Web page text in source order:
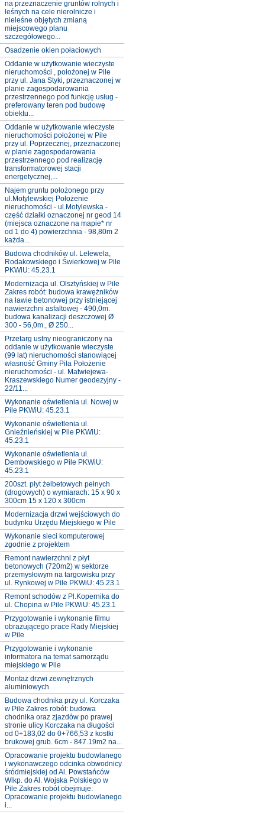
na przeznaczenie gruntów rolnych i
leśnych na cele nierolnicze i
nieleśne objętych zmianą
miejscowego planu
szczegółowego...
Osadzenie okien połaciowych
Oddanie w użytkowanie wieczyste
nieruchomości , położonej w Pile
przy ul. Jana Styki, przeznaczonej w
planie zagospodarowania
przestrzennego pod funkcję usług -
preferowany teren pod budowę
obiektu...
Oddanie w użytkowanie wieczyste
nieruchomości położonej w Pile
przy ul. Poprzecznej, przeznaczonej
w planie zagospodarowania
przestrzennego pod realizację
transformatorowej stacji
energetycznej,...
Najem gruntu położonego przy
ul.Motylewskiej Położenie
nieruchomości - ul.Motylewska -
część działki oznaczonej nr geod 14
(miejsca oznaczone na mapie* nr
od 1 do 4) powierzchnia - 98,80m 2
każda...
Budowa chodników ul. Lelewela,
Rodakowskiego i Świerkowej w Pile
PKWiU: 45.23.1
Modernizacja ul. Olsztyńskiej w Pile
Zakres robót: budowa krawężników
na ławie betonowej przy istniejącej
nawierzchni asfaltowej - 490,0m.
budowa kanalizacji deszczowej Ø
300 - 56,0m., Ø 250...
Przetarg ustny nieograniczony na
oddanie w użytkowanie wieczyste
(99 lat) nieruchomości stanowiącej
własność Gminy Piła Położenie
nieruchomości - ul. Matwiejewa-
Kraszewskiego Numer geodezyjny -
22/11...
Wykonanie oświetlenia ul. Nowej w
Pile PKWiU: 45.23.1
Wykonanie oświetlenia ul.
Gnieźnieńskiej w Pile PKWiU:
45.23.1
Wykonanie oświetlenia ul.
Dembowskiego w Pile PKWiU:
45.23.1
200szt. płyt żelbetowych pełnych
(drogowych) o wymiarach: 15 x 90 x
300cm 15 x 120 x 300cm
Modernizacja drzwi wejściowych do
budynku Urzędu Miejskiego w Pile
Wykonanie sieci komputerowej
zgodnie z projektem
Remont nawierzchni z płyt
betonowych (720m2) w sektorze
przemysłowym na targowisku przy
ul. Rynkowej w Pile PKWiU: 45.23.1
Remont schodów z Pl.Kopernika do
ul. Chopina w Pile PKWiU: 45.23.1
Przygotowanie i wykonanie filmu
obrazującego prace Rady Miejskiej
w Pile
Przygotowanie i wykonanie
informatora na temat samorządu
miejskiego w Pile
Montaż drzwi zewnętrznych
aluminiowych
Budowa chodnika przy ul. Korczaka
w Pile Zakres robót: budowa
chodnika oraz zjazdów po prawej
stronie ulicy Korczaka na długości
od 0+183,02 do 0+766,53 z kostki
brukowej grub. 6cm - 847.19m2 na...
Opracowanie projektu budowlanego
i wykonawczego odcinka obwodnicy
śródmiejskiej od Al. Powstańców
Wlkp. do Al. Wojska Polskiego w
Pile Zakres robót obejmuje:
Opracowanie projektu budowlanego
i...